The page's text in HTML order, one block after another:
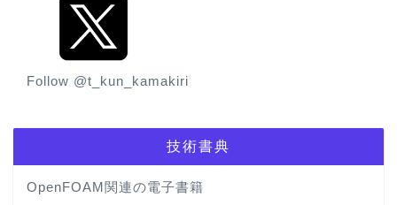
Follow @t_kun_kamakiri
技術書典
OpenFOAM関連の電子書籍